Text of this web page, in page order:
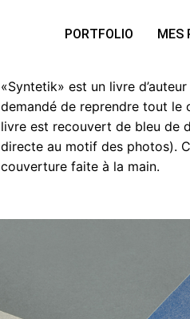
PORTFOLIO MES
«Syntetik» est un livre
demandé de reprendre tout le
livre est recouvert de bleu de
directe au motif des photos).
couverture faite à la main.